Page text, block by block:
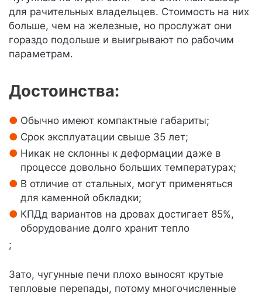
для рачительных владельцев. Стоимость на них
больше, чем на железные, но прослужат они
гораздо подольше и выигрывают по рабочим
параметрам.
Достоинства:
Обычно имеют компактные габариты;
Срок эксплуатации свыше 35 лет;
Никак не склонны к деформации даже в
процессе довольно больших температурах;
В отличие от стальных, могут применяться
для каменной обкладки;
КПДд вариантов на дровах достигает 85%,
оборудование долго хранит тепло
;
Зато, чугунные печи плохо выносят крутые
тепловые перепады, потому многочисленные